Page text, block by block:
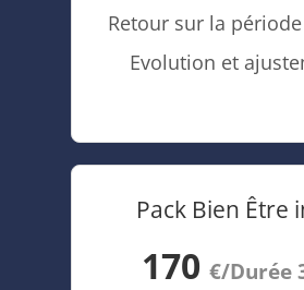
Retour sur la
Evolution et
Pack Bien Être
170 €/Durée